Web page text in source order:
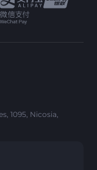
1095, Nicosia,